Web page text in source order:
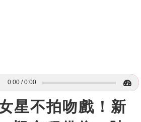
0:00 0:00
星不拍吻戲！新